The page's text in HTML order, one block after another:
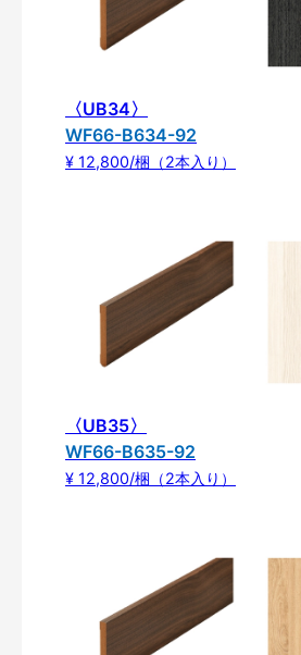
〈UB34〉
WF66-B634-92
¥ 12,800/梱（2本入り）
〈UB35〉
WF66-B635-92
¥ 12,800/梱（2本入り）